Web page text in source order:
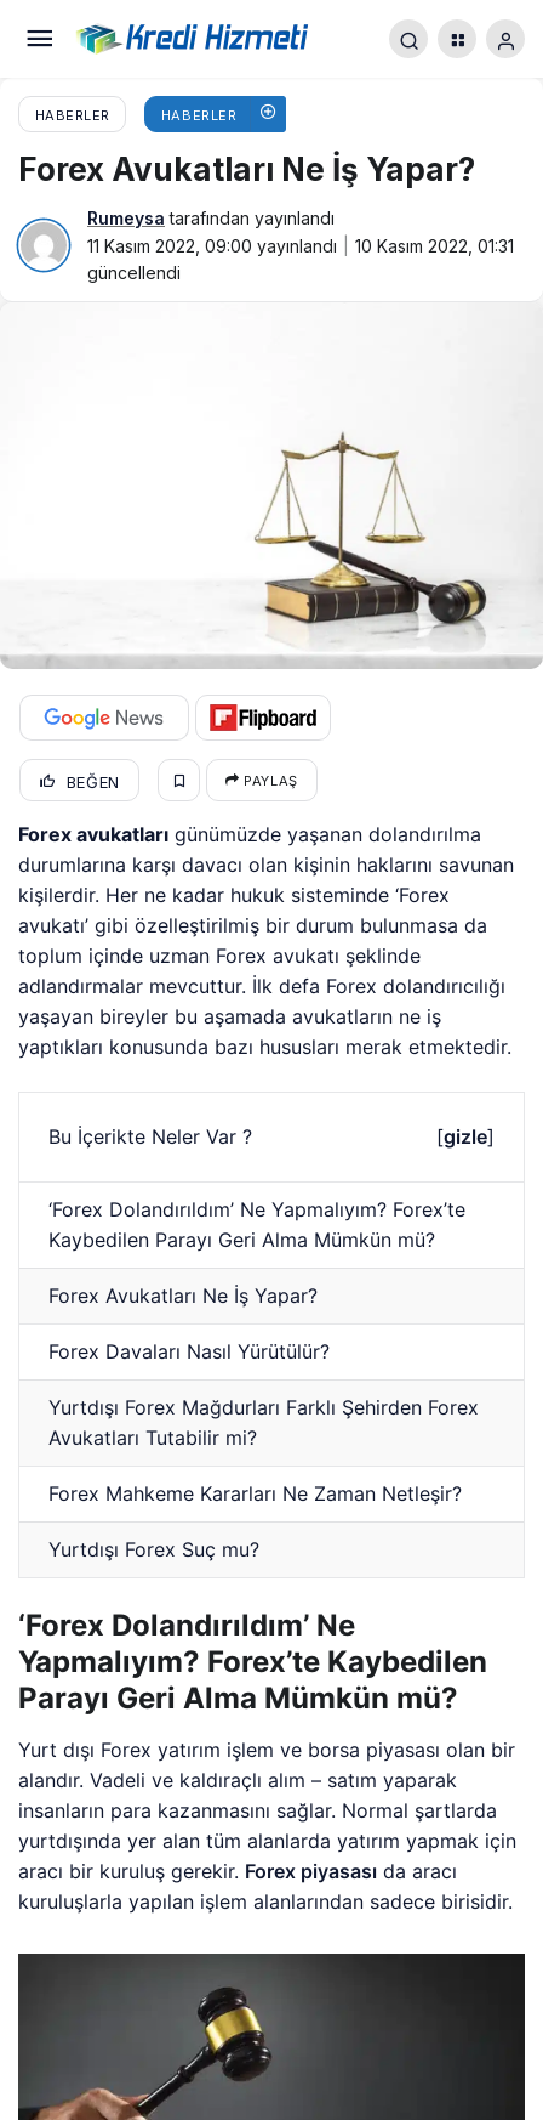
HABERLER HABERLER
Forex Avukatları Ne İş Yapar?
Rumeysa tarafından yayınlandı
11 Kasım 2022, 09:00 yayınlandı
10 Kasım 2022, 01:31
güncellendi
BEĞEN PAYLAŞ
Forex avukatları günümüzde yaşanan dolandırılma
durumlarına karşı davacı olan kişinin haklarını savunan
kişilerdir. Her ne kadar hukuk sisteminde ‘Forex
avukatı’ gibi özelleştirilmiş bir durum bulunmasa da
toplum içinde uzman Forex avukatı şeklinde
adlandırmalar mevcuttur. İlk defa Forex dolandırıcılığı
yaşayan bireyler bu aşamada avukatların ne iş
yaptıkları konusunda bazı hususları merak etmektedir.
Bu İçerikte Neler Var ? [gizle]
‘Forex Dolandırıldım’ Ne Yapmalıyım? Forex’te
Kaybedilen Parayı Geri Alma Mümkün mü?
Forex Avukatları Ne İş Yapar?
Forex Davaları Nasıl Yürütülür?
Yurtdışı Forex Mağdurları Farklı Şehirden Forex
Avukatları Tutabilir mi?
Forex Mahkeme Kararları Ne Zaman Netleşir?
Yurtdışı Forex Suç mu?
‘Forex Dolandırıldım’ Ne
Yapmalıyım? Forex’te Kaybedilen
Parayı Geri Alma Mümkün mü?
Yurt dışı Forex yatırım işlem ve borsa piyasası olan bir
alandır. Vadeli ve kaldıraçlı alım – satım yaparak
insanların para kazanmasını sağlar. Normal şartlarda
yurtdışında yer alan tüm alanlarda yatırım yapmak için
aracı bir kuruluş gerekir. Forex piyasası da aracı
kuruluşlarla yapılan işlem alanlarından sadece birisidir.